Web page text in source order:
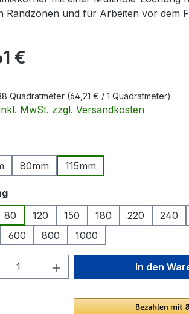
und für Arbeiten vor dem
Preis:
€
Quadratmeter (64,21 € / 1 Quadratmeter)
MwSt. zzgl. Versandkosten
80mm 115mm
auswählen
80 120 150 180 220 240
600 800 1000
Anzahl: Gib denIn den